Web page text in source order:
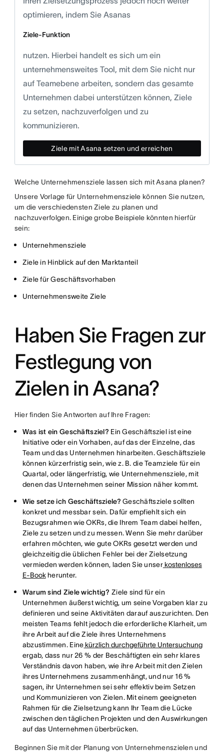
optimieren, indem Sie Asanas
Ziele-Funktion
nutzen. Hierbei handelt es sich um ein
unternehmensweites Tool, mit dem Sie nicht nur
auf Teamebene arbeiten, sondern das gesamte
Unternehmen dabei unterstützen können, Ziele
zu setzen, nachzuverfolgen und zu
kommunizieren.
Ziele mit Asana setzen und erreichen
Welche Unternehmensziele lassen sich mit Asana planen?
Unsere Vorlage für Unternehmensziele können Sie nutzen,
um die verschiedensten Ziele zu planen und
nachzuverfolgen. Einige grobe Beispiele könnten hierfür
sein:
Unternehmensziele
Ziele in Hinblick auf den Marktanteil
Ziele für Geschäftsvorhaben
Unternehmensweite Ziele
Haben Sie Fragen zur
Festlegung von
Zielen in Asana?
Hier finden Sie Antworten auf Ihre Fragen:
Was ist ein Geschäftsziel? Ein Geschäftsziel ist eine
Initiative oder ein Vorhaben, auf das der Einzelne, das
Team und das Unternehmen hinarbeiten. Geschäftsziele
können kürzerfristig sein, wie z. B. die Teamziele für ein
Quartal, oder längerfristig, wie Unternehmensziele, mit
denen das Unternehmen seiner Mission näher kommt.
Wie setze ich Geschäftsziele? Geschäftsziele sollten
konkret und messbar sein. Dafür empfiehlt sich ein
Bezugsrahmen wie OKRs, die Ihrem Team dabei helfen,
Ziele zu setzen und zu messen. Wenn Sie mehr darüber
erfahren möchten, wie gute OKRs gesetzt werden und
gleichzeitig die üblichen Fehler bei der Zielsetzung
vermieden werden können, laden Sie unserkostenloses
E-Bookherunter.
Warum sind Ziele wichtig? Ziele sind für ein
Unternehmen äußerst wichtig, um seine Vorgaben klar zu
definieren und seine Aktivitäten darauf auszurichten. Den
meisten Teams fehlt jedoch die erforderliche Klarheit, um
ihre Arbeit auf die Ziele ihres Unternehmens
abzustimmen. Einekürzlich durchgeführte Untersuchung
ergab, dass nur 26 % der Beschäftigten ein sehr klares
Verständnis davon haben, wie ihre Arbeit mit den Zielen
ihres Unternehmens zusammenhängt, und nur 16 %
sagen, ihr Unternehmen sei sehr effektiv beim Setzen
und Kommunizieren von Zielen. Mit einem geeigneten
Rahmen für die Zielsetzung kann Ihr Team die Lücke
zwischen den täglichen Projekten und den Auswirkungen
auf das Unternehmen überbrücken.
Beginnen Sie mit der Planung von Unternehmenszielen und